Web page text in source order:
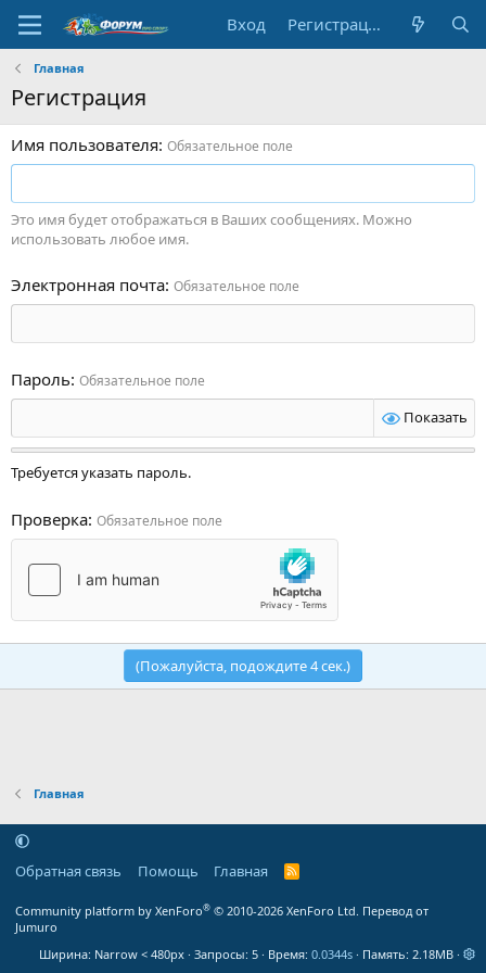
Вход Регистрация
Главная
Регистрация
Имя пользователя Обязательное поле
Это имя будет отображаться в Ваших сообщениях. Можно
использовать любое имя.
Электронная почта Обязательное поле
Пароль Обязательное поле
Показать
Требуется указать пароль.
Проверка Обязательное поле
(Пожалуйста, подождите4сек.)
Главная
Обратная связь Помощь Главная
R
Community platform by XenForo® © 2010-2026 XenForo Ltd. Перевод от
Jumuro
Ширина
Запросы 5 Время 0.0344s Память 2.18MB